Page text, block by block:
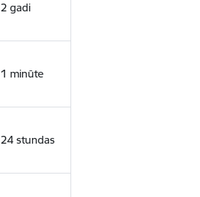
2 gadi
1 minūte
24 stundas